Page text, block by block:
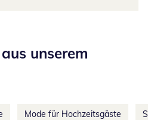
unserem
Mode für Hochzeitsgäste